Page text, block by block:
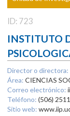
ID: 723
INSTITUTO
Director o directora:
Área: CIENCIAS
Correo electrónico:
Teléfono: (506)
Sitio web: